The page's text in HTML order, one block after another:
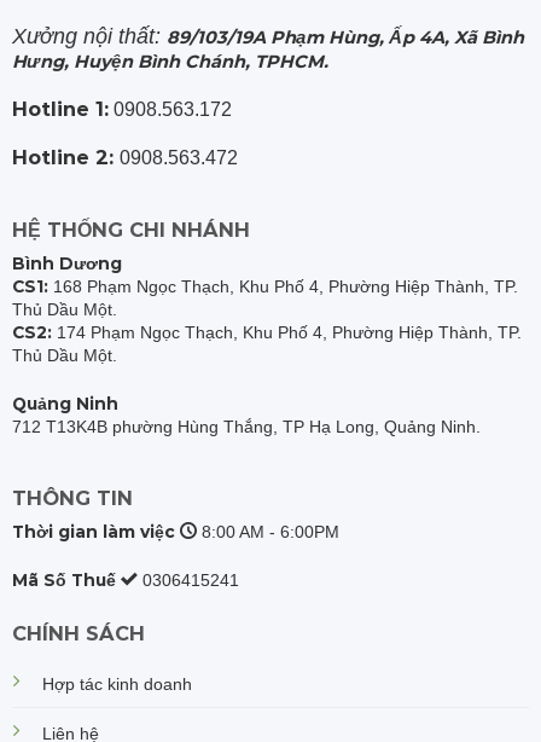
Xưởng nội thất: 89/103/19A Phạm Hùng, Ấp 4A, Xã Bình
Hưng, Huyện Bình Chánh, TPHCM.
Hotline 1:0908.563.172
Hotline 2: 0908.563.472
HỆ THỐNG CHI NHÁNH
Bình Dương
CS1:168 Phạm Ngọc Thạch, Khu Phố 4, Phường Hiệp Thành, TP.
Thủ Dầu Một.
CS2:174 Phạm Ngọc Thạch, Khu Phố 4, Phường Hiệp Thành, TP.
Thủ Dầu Một.
Quảng Ninh
712 T13K4B phường Hùng Thắng, TP Hạ Long, Quảng Ninh.
THÔNG TIN
Thời gian làm việc 8:00 AM - 6:00PM
Mã Số Thuế 0306415241
CHÍNH SÁCH
Hợp tác kinh doanh
Liên hệ